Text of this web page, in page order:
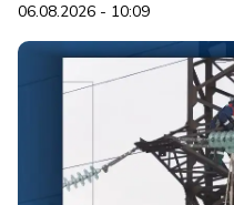
06.08.2026 - 10:09